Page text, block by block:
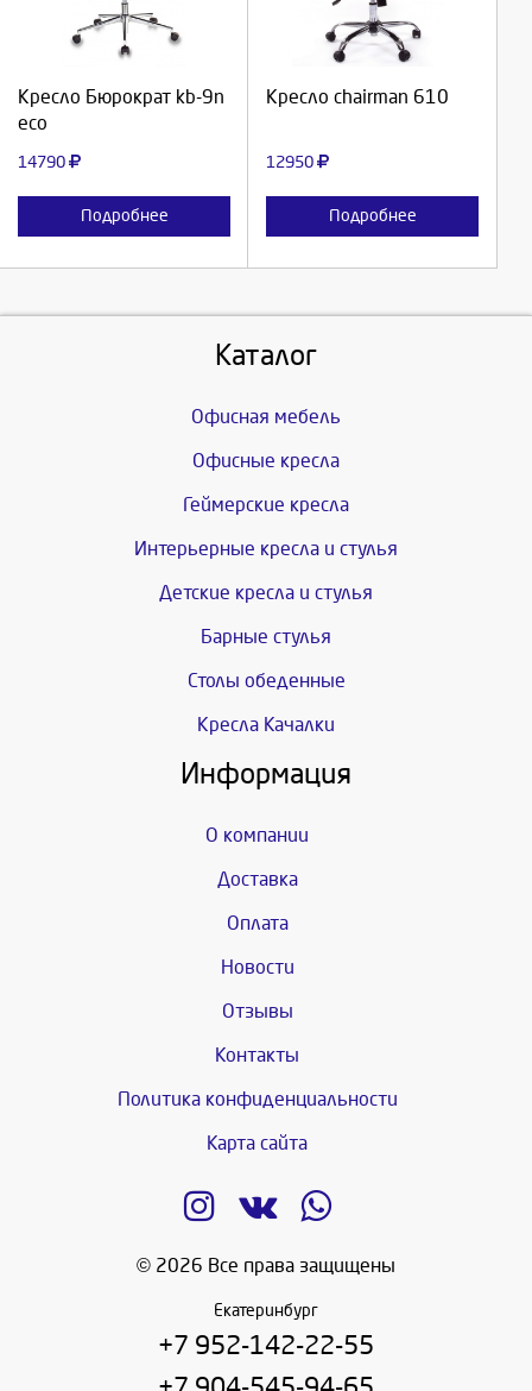
Кресло Бюрократ kb-9n
eco
14790
Подробнее
Кресло chairman 610
12950
Подробнее
Каталог
Офисная мебель
Офисные кресла
Геймерские кресла
Интерьерные кресла и стулья
Детские кресла и стулья
Барные стулья
Столы обеденные
Кресла Качалки
Информация
О компании
Доставка
Оплата
Новости
Отзывы
Контакты
Политика конфиденциальности
Карта сайта
© 2026 Все права защищены
Екатеринбург
+7 952-142-22-55